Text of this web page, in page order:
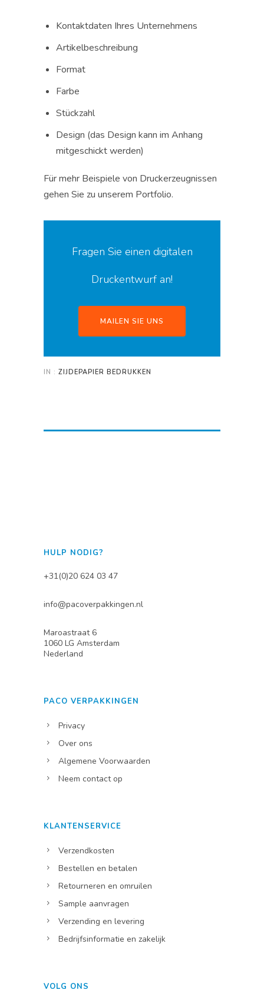
Kontaktdaten Ihres Unternehmens
Artikelbeschreibung
Format
Farbe
Stückzahl
Design (das Design kann im Anhang
mitgeschickt werden)
Für mehr Beispiele von Druckerzeugnissen
gehen Sie zu unserem Portfolio.
Fragen Sie einen digitalen
Druckentwurf an!
MAILEN SIE UNS
IN : ZIJDEPAPIER BEDRUKKEN
HULP NODIG?
+31(0)20 624 03 47
info@pacoverpakkingen.nl
Maroastraat 6
1060 LG Amsterdam
Nederland
PACO VERPAKKINGEN
Privacy
Over ons
Algemene Voorwaarden
Neem contact op
KLANTENSERVICE
Verzendkosten
Bestellen en betalen
Retourneren en omruilen
Sample aanvragen
Verzending en levering
Bedrijfsinformatie en zakelijk
VOLG ONS